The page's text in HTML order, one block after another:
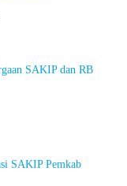
SAKIP dan RB
SAKIP Pemkab